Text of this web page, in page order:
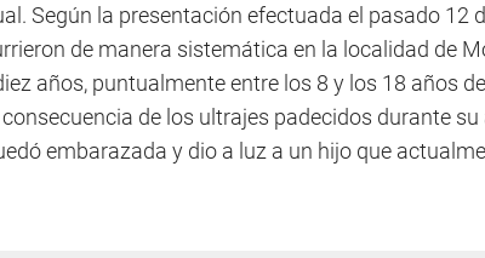
Según la presentación efectuada el pasado 12
de manera sistemática en la localidad de
años, puntualmente entre los 8 y los 18 años
de los ultrajes padecidos durante su
embarazada y dio a luz a un hijo que